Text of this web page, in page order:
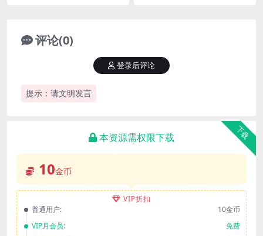
评论(0)
提示：请文明发言
登录后评论
下载
本资源需权限下载
10金币
VIP折扣
普通用户:
10金币
VIP月会员:
免费